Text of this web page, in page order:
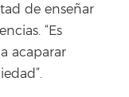
de enseñar
“Es
acaparar